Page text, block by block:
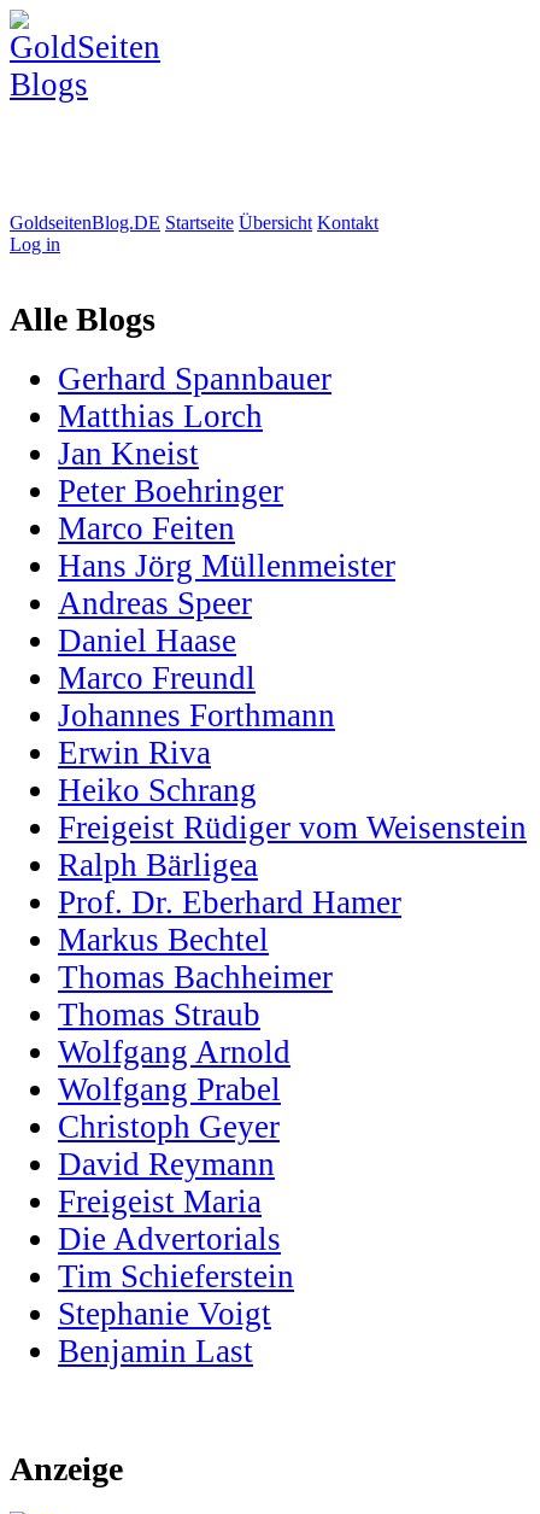
GoldseitenBlog.DE Startseite Übersicht Kontakt
Log in
Alle Blogs
Gerhard Spannbauer
Matthias Lorch
Jan Kneist
Peter Boehringer
Marco Feiten
Hans Jörg Müllenmeister
Andreas Speer
Daniel Haase
Marco Freundl
Johannes Forthmann
Erwin Riva
Heiko Schrang
Freigeist Rüdiger vom Weisenstein
Ralph Bärligea
Prof. Dr. Eberhard Hamer
Markus Bechtel
Thomas Bachheimer
Thomas Straub
Wolfgang Arnold
Wolfgang Prabel
Christoph Geyer
David Reymann
Freigeist Maria
Die Advertorials
Tim Schieferstein
Stephanie Voigt
Benjamin Last
Anzeige